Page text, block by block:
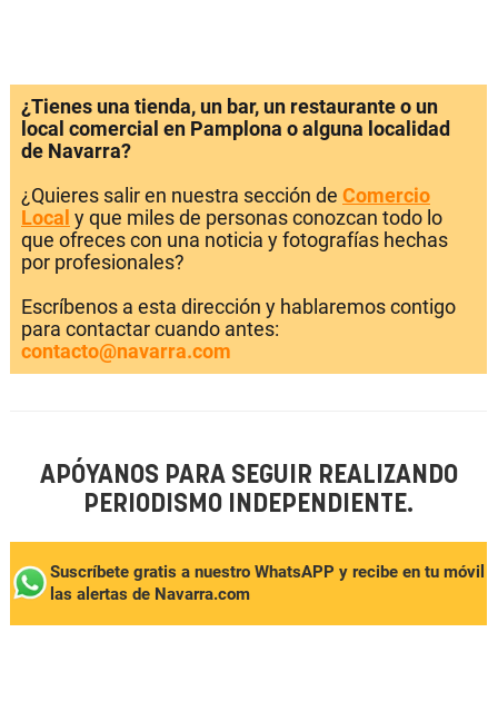
¿Tienes una tienda, un bar, un restaurante o un
local comercial en Pamplona o alguna localidad
de Navarra?
¿Quieres salir en nuestra sección de Comercio
Local y que miles de personas conozcan todo lo
que ofreces con una noticia y fotografías hechas
por profesionales?
Escríbenos a esta dirección y hablaremos contigo
para contactar cuando antes:
contacto@navarra.com
APÓYANOS PARA SEGUIR REALIZANDO
PERIODISMO INDEPENDIENTE.
Suscríbete gratis a nuestro WhatsAPP y recibe en tu móvil
las alertas de Navarra.com